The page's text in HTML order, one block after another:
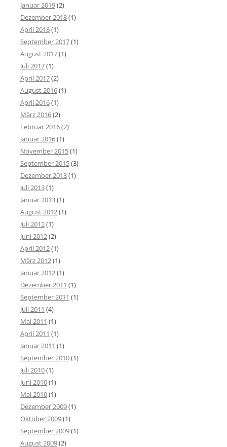
Januar 2019(2)
Dezember 2018(1)
April 2018(1)
September 2017(1)
August 2017(1)
Juli 2017(1)
April 2017(2)
August 2016(1)
April 2016(1)
März 2016(2)
Februar 2016(2)
Januar 2016(1)
November 2015(1)
September 2015(3)
Dezember 2013(1)
Juli 2013(1)
Januar 2013(1)
August 2012(1)
Juli 2012(1)
Juni 2012(2)
April 2012(1)
März 2012(1)
Januar 2012(1)
Dezember 2011 (1)
September 2011 (1)
Juli 2011 (4)
Mai 2011 (1)
April 2011 (1)
Januar 2011 (1)
September 2010(1)
Juli 2010(1)
Juni 2010(1)
Mai 2010(1)
Dezember 2009(1)
Oktober 2009(1)
September 2009(1)
August 2009(2)